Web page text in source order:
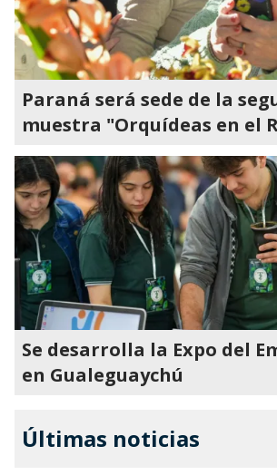
Paraná será sede de la
muestra "Orquídeas en el
Se desarrolla la Expo del
en Gualeguaychú
Últimas noticias